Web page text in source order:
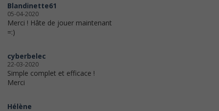
Blandinette61
05-04-2020
Merci ! Hâte de jouer maintenant
=:)
cyberbelec
22-03-2020
Simple complet et efficace !
Merci
Hélène